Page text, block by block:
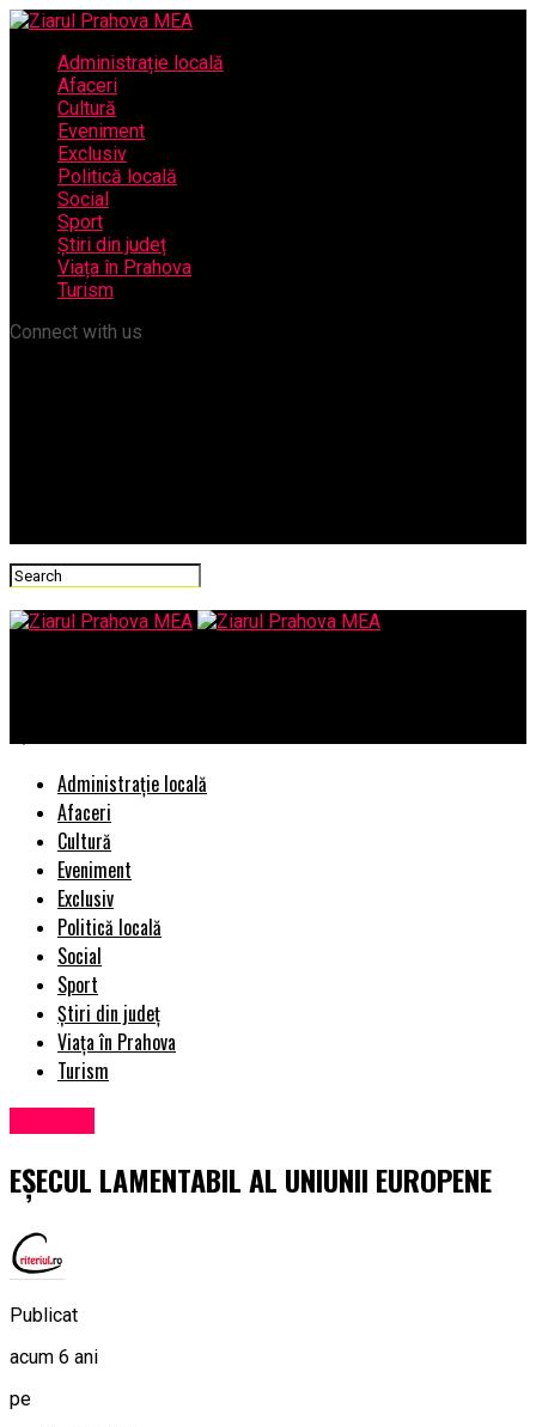
Administrație locală
Afaceri
Cultură
Eveniment
Exclusiv
Politică locală
Social
Sport
Știri din județ
Viața în Prahova
Turism
Connect with us
Administrație locală
Afaceri
Cultură
Eveniment
Exclusiv
Politică locală
Social
Sport
Știri din județ
Viața în Prahova
Turism
EȘECUL LAMENTABIL AL UNIUNII EUROPENE
Publicat
acum 6 ani
pe